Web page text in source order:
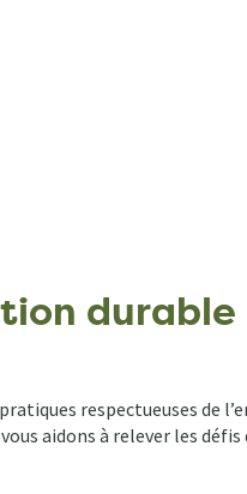
durable
respectueuses
aidons à relever les